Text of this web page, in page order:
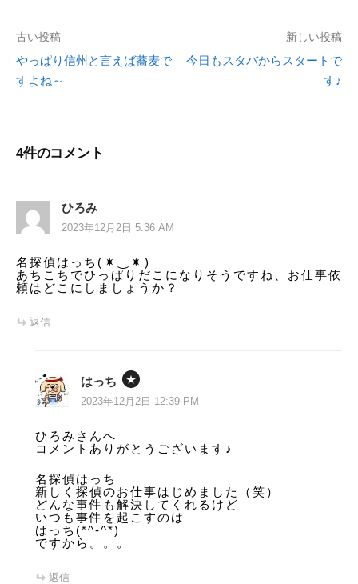
投
稿
ゲ
シ
ン
古い投稿
やっぱり信州と言えば蕎麦で
すよね～
新しい投稿
今日もスタバからスタートで
す♪
4件のコメント
ひろみ
2023年12月2日 5:36 AM
名探偵はっち(⁠✷⁠‿⁠✷⁠)
あちこちでひっぱりだこになりそうですね、お仕事依
頼はどこにしましょうか？
返信
はっち
2023年12月2日 12:39 PM
ひろみさんへ
コメントありがとうございます♪
名探偵はっち
新しく探偵のお仕事はじめました（笑）
どんな事件も解決してくれるけど
いつも事件を起こすのは
はっち(*^-^*)
ですから。。。
返信